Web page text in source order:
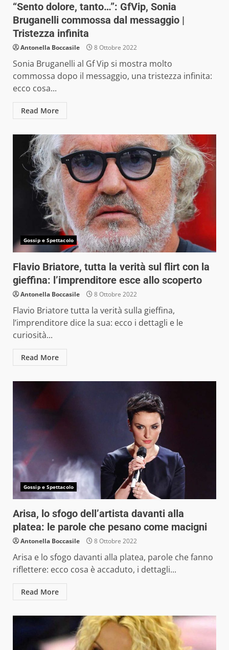
“Sento dolore, tanto…”: GfVip, Sonia
Bruganelli commossa dal messaggio |
Tristezza infinita
Antonella Boccasile 8 Ottobre 2022
Sonia Bruganelli al Gf Vip si mostra molto
commossa dopo il messaggio, una tristezza infinita:
ecco cosa...
Read More
Gossip e Spettacolo
Flavio Briatore, tutta la verità sul flirt con la
gieffina: l’imprenditore esce allo scoperto
Antonella Boccasile 8 Ottobre 2022
Flavio Briatore tutta la verità sulla gieffina,
l’imprenditore dice la sua: ecco i dettagli e le
curiosità...
Read More
Gossip e Spettacolo
Arisa, lo sfogo dell’artista davanti alla
platea: le parole che pesano come macigni
Antonella Boccasile 8 Ottobre 2022
Arisa e lo sfogo davanti alla platea, parole che fanno
riflettere: ecco cosa è accaduto, i dettagli...
Read More